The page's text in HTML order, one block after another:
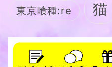
東京喰種:re 猫